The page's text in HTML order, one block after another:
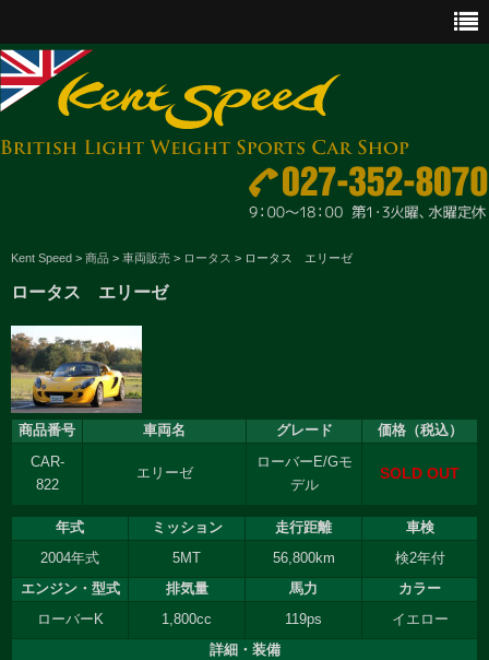
CAR SALES
PARTS
ENGINE MAINTENANCE
OTHER WORKS
GOODS & ACCESSORIES
OUTLINE
Kent Speed > 商品 > 車両販売 > ロータス > ロータス エリーゼ
ロータス エリーゼ
商品番号 車両名 グレード 価格（税込）
CAR-
822
エリーゼ
ローバーE/Gモ
デル
SOLD OUT
年式 ミッション 走行距離
車検
2004年式
5MT 56,800km
検2年付
エンジン・型式
排気量 馬力
カラー
ローバーK
1,800cc 119ps
イエロー
詳細・装備